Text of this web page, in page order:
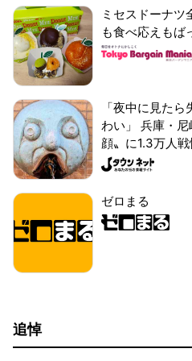
ミセスドーナツ
も食べ応えもば
「夜中に見た
わい」 兵庫・
顔〟に1.3万人
ゼロまる
追悼